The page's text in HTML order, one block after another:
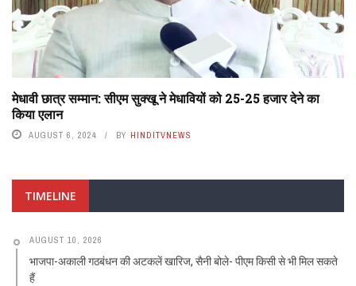
मेधावी छात्र सम्मान: सीएम सुक्खू ने मेधावियों को 25-25 हजार देने का
किया एलान
AUGUST 6, 2024 BY HINDITVNEWS
TIMELINE
AUGUST 10, 2026
भाजपा-अकाली गठबंधन की अटकलें खारिज, सैनी बोले- पीएम किसी से भी मिल सकते
हैं